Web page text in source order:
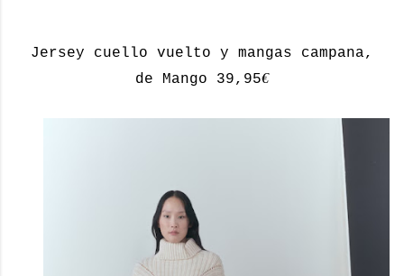
Jersey cuello vuelto y mangas campana,
de Mango 39,95€